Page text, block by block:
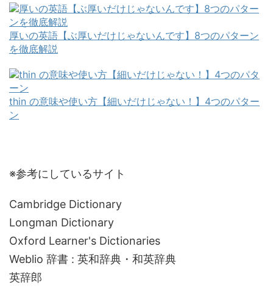
厚いの英語【ぶ厚いだけじゃないんです】8つのパターン
を徹底解説
thin の意味や使い方【細いだけじゃない！】4つのパター
ン
※参考にしているサイト
Cambridge Dictionary
Longman Dictionary
Oxford Learner's Dictionaries
Weblio 辞書 : 英和辞典・和英辞典
英辞郎